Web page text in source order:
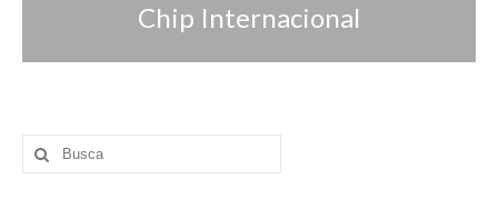
Chip Internacional